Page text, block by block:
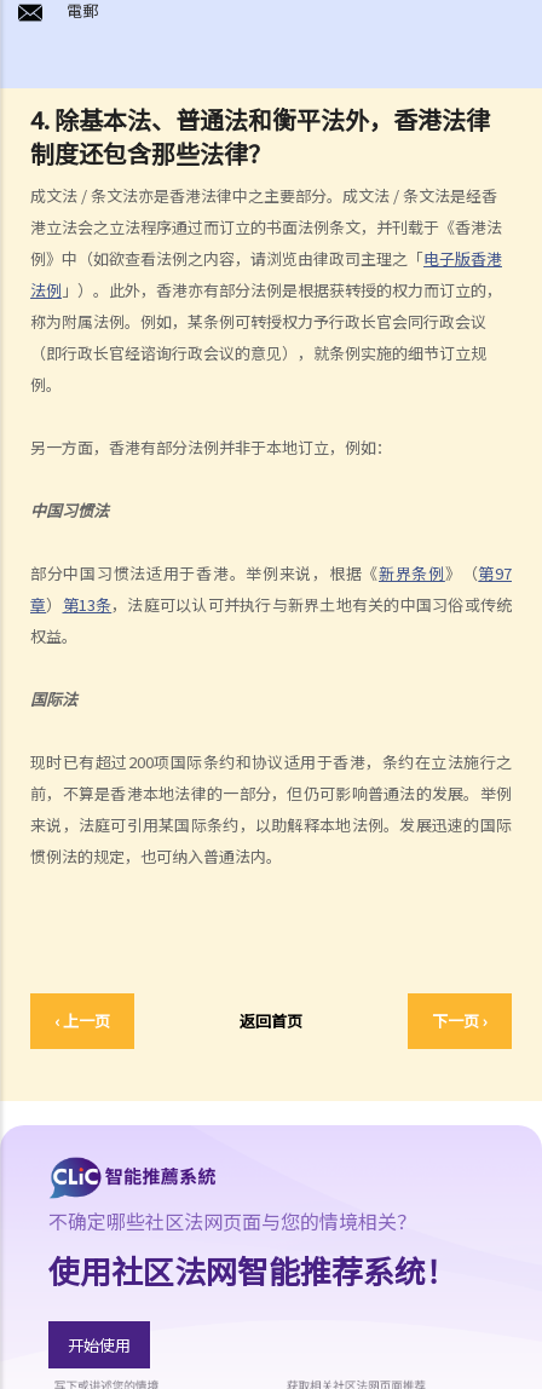
4. 除基本法、普通法和衡平法外，香港法律
制度还包含那些法律？
成文法 / 条文法亦是香港法律中之主要部分。成文法 / 条文法是经香
港立法会之立法程序通过而订立的书面法例条文，并刊载于《香港法
例》中（如欲查看法例之内容，请浏览由律政司主理之「电子版香港
法例 」）。此外，香港亦有部分法例是根据获转授的权力而订立的，
称为附属法例。例如，某条例可转授权力予行政长官会同行政会议
（即行政长官经谘询行政会议的意见），就条例实施的细节订立规
例。
另一方面，香港有部分法例并非于本地订立，例如：
中国习惯法
部分中国习惯法适用于香港。举例来说，根据《新界条例》（第97
章） 第13条，法庭可以认可并执行与新界土地有关的中国习俗或传统
权益。
国际法
现时已有超过200项国际条约和协议适用于香港，条约在立法施行之
前，不算是香港本地法律的一部分，但仍可影响普通法的发展。举例
来说，法庭可引用某国际条约，以助解释本地法例。发展迅速的国际
惯例法的规定，也可纳入普通法内。
‹ 上一页 返回首页 下一页 ›
2. 基本法对香港之法律制度有甚么影响？
香港法院及司法机构
1. 香港有哪几间主要法院？
2. 甚么案件会由上述之主要法院审理？
3. 除上述之主要法院外，香港还有那些法院？
4. 英文是否于香港法院内使用之唯一语言？
5. 香港法院之判决可否于外国执行？
6. 如何委任或罢免香港之法官？
刑事法及民事法
1. 香港之刑事诉讼与民事诉讼有何主要分别?
3. 陪审员之职责是甚么？
2. 律政司之主要工作范围是甚么？
法律专业
1. 律师（又称事务律师）与大律师之主要分别是甚么？
3. 怎样能成为律师（事务律师）？
仲裁
1. 仲裁是甚么？
法庭程序中的权利与协助
聋人和听障人士在法庭程序中的权利与协助
電郵
不确定哪些社区法网页面与您的情境相关？
使用社区法网智能推荐系统！
开始使用